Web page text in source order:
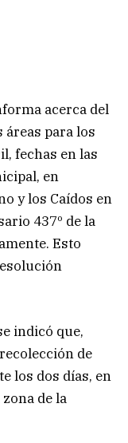
acerca del
para los
fechas en las
en
y los Caídos en
437º de la
Esto
indicó que,
de
los dos días, en
de la